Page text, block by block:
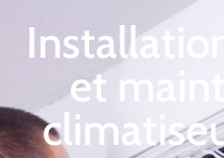
et